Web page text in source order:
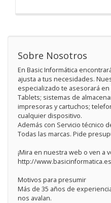
Sobre Nosotros
En Basic Informática
ajusta a tus necesidades.
especializado te asesorará
Tablets; sistemas de
impresoras y cartuchos;
cualquier dispositivo.
Además con Servicio técnico
Todas las marcas. Pide
¡Mira en nuestra web o ven a
http://www.basicinformatica.es
Motivos para presumir
Más de 35 años de
nos avalan.